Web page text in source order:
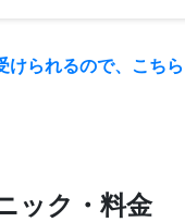
けられるので、こち
ック・料金